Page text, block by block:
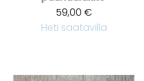
59,00 €
Heti saatavilla